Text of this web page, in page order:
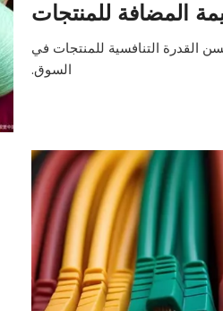
المضافة للمنتجات
القدرة التنافسية للمنتجات في
السوق.